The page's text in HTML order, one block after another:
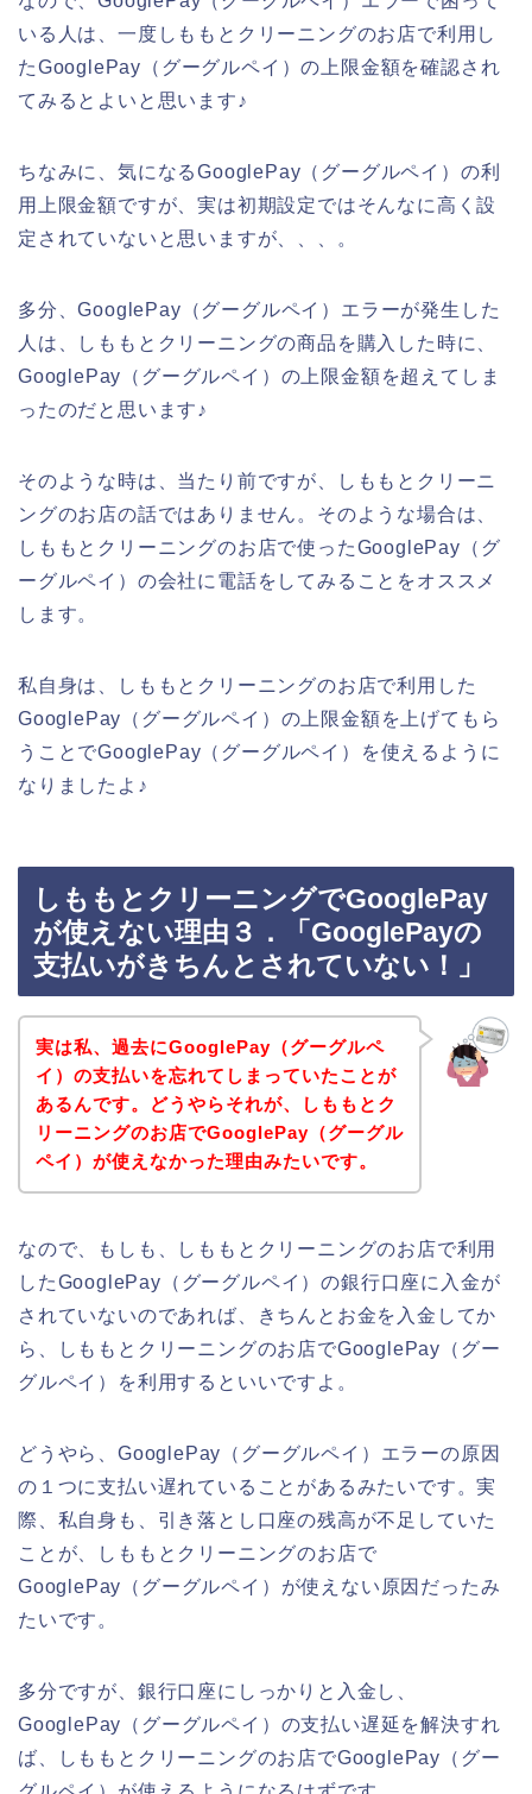
いる人は、一度しももとクリーニングのお店で利用し
たGooglePay（グーグルペイ）の上限金額を確認され
てみるとよいと思います♪
ちなみに、気になるGooglePay（グーグルペイ）の利
用上限金額ですが、実は初期設定ではそんなに高く設
定されていないと思いますが、、、。
多分、GooglePay（グーグルペイ）エラーが発生した
人は、しももとクリーニングの商品を購入した時に、
GooglePay（グーグルペイ）の上限金額を超えてしま
ったのだと思います♪
そのような時は、当たり前ですが、しももとクリーニ
ングのお店の話ではありません。そのような場合は、
しももとクリーニングのお店で使ったGooglePay（グ
ーグルペイ）の会社に電話をしてみることをオススメ
します。
私自身は、しももとクリーニングのお店で利用した
GooglePay（グーグルペイ）の上限金額を上げてもら
うことでGooglePay（グーグルペイ）を使えるように
なりましたよ♪
しももとクリーニングでGooglePay
が使えない理由３．「GooglePayの
支払いがきちんとされていない！」
実は私、過去にGooglePay（グーグルペ
イ）の支払いを忘れてしまっていたことが
あるんです。どうやらそれが、しももとク
リーニングのお店でGooglePay（グーグル
ペイ）が使えなかった理由みたいです。
なので、もしも、しももとクリーニングのお店で利用
したGooglePay（グーグルペイ）の銀行口座に入金が
されていないのであれば、きちんとお金を入金してか
ら、しももとクリーニングのお店でGooglePay（グー
グルペイ）を利用するといいですよ。
どうやら、GooglePay（グーグルペイ）エラーの原因
の１つに支払い遅れていることがあるみたいです。実
際、私自身も、引き落とし口座の残高が不足していた
ことが、しももとクリーニングのお店で
GooglePay（グーグルペイ）が使えない原因だったみ
たいです。
多分ですが、銀行口座にしっかりと入金し、
GooglePay（グーグルペイ）の支払い遅延を解決すれ
ば、しももとクリーニングのお店でGooglePay（グー